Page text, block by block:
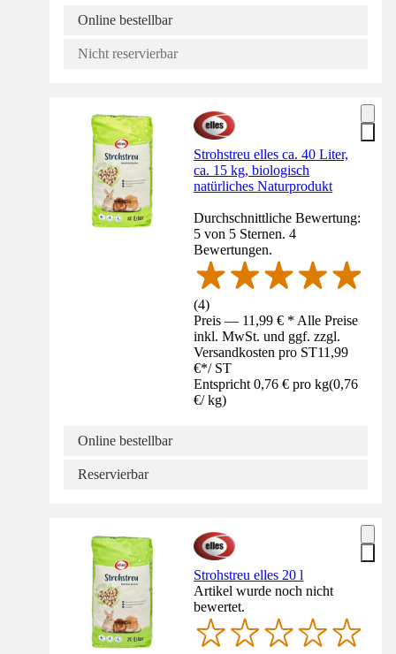
Online bestellbar
Nicht reservierbar
Strohstreu elles ca. 40 Liter,
ca. 15 kg, biologisch
natürliches Naturprodukt
Durchschnittliche Bewertung:
5 von 5 Sternen. 4
Bewertungen.
(4)
Preis — 11,99 € * Alle Preise
inkl. MwSt. und ggf. zzgl.
Versandkosten pro ST11,99
€*/ ST
Entspricht 0,76 € pro kg(0,76
€/ kg)
Online bestellbar
Reservierbar
Strohstreu elles 20 l
Artikel wurde noch nicht
bewertet.